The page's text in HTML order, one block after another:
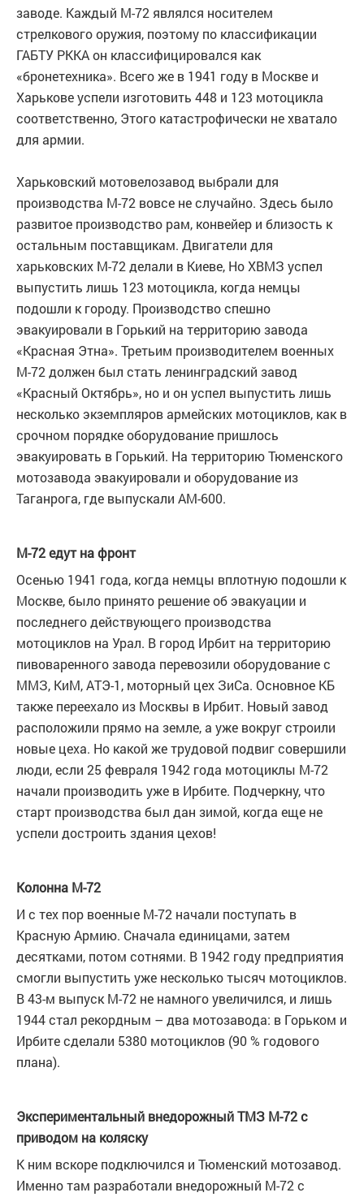
заводе. Каждый М-72 являлся носителем
стрелкового оружия, поэтому по классификации
ГАБТУ РККА он классифицировался как
«бронетехника». Всего же в 1941 году в Москве и
Харькове успели изготовить 448 и 123 мотоцикла
соответственно, Этого катастрофически не хватало
для армии.
Харьковский мотовелозавод выбрали для
производства М-72 вовсе не случайно. Здесь было
развитое производство рам, конвейер и близость к
остальным поставщикам. Двигатели для
харьковских М-72 делали в Киеве, Но ХВМЗ успел
выпустить лишь 123 мотоцикла, когда немцы
подошли к городу. Производство спешно
эвакуировали в Горький на территорию завода
«Красная Этна». Третьим производителем военных
М-72 должен был стать ленинградский завод
«Красный Октябрь», но и он успел выпустить лишь
несколько экземпляров армейских мотоциклов, как в
срочном порядке оборудование пришлось
эвакуировать в Горький. На территорию Тюменского
мотозавода эвакуировали и оборудование из
Таганрога, где выпускали АМ-600.
М-72 едут на фронт
Осенью 1941 года, когда немцы вплотную подошли к
Москве, было принято решение об эвакуации и
последнего действующего производства
мотоциклов на Урал. В город Ирбит на территорию
пивоваренного завода перевозили оборудование с
ММЗ, КиМ, АТЭ-1, моторный цех ЗиСа. Основное КБ
также переехало из Москвы в Ирбит. Новый завод
расположили прямо на земле, а уже вокруг строили
новые цеха. Но какой же трудовой подвиг совершили
люди, если 25 февраля 1942 года мотоциклы М-72
начали производить уже в Ирбите. Подчеркну, что
старт производства был дан зимой, когда еще не
успели достроить здания цехов!
Колонна М-72
И с тех пор военные М-72 начали поступать в
Красную Армию. Сначала единицами, затем
десятками, потом сотнями. В 1942 году предприятия
смогли выпустить уже несколько тысяч мотоциклов.
В 43-м выпуск М-72 не намного увеличился, и лишь
1944 стал рекордным – два мотозавода: в Горьком и
Ирбите сделали 5380 мотоциклов (90 % годового
плана).
Экспериментальный внедорожный ТМЗ М-72 с
приводом на коляску
К ним вскоре подключился и Тюменский мотозавод.
Именно там разработали внедорожный М-72 с